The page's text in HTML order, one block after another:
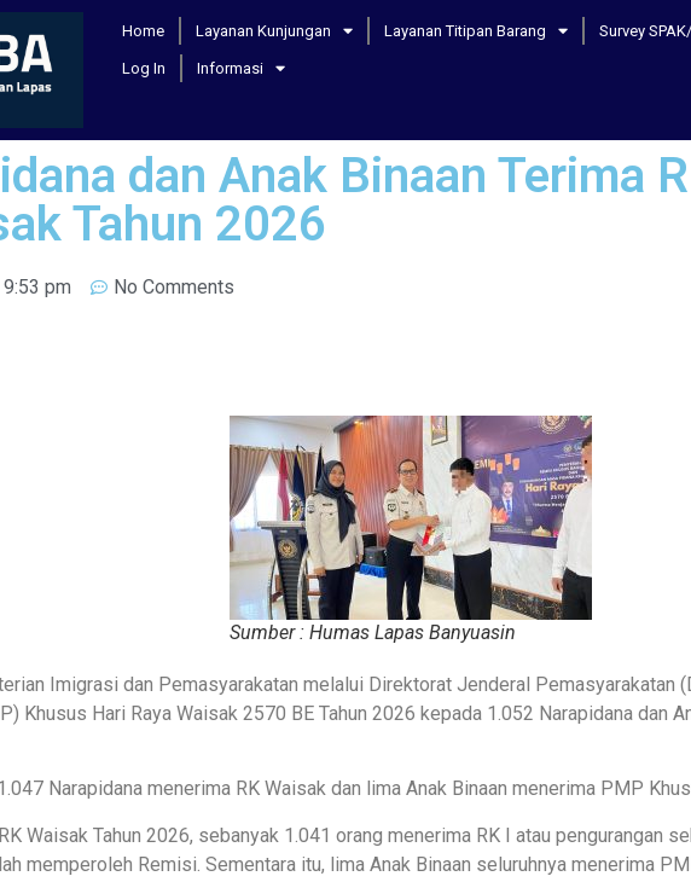
Home Layanan Kunjungan Layanan Titipan Barang Survey
Log In Informasi
dan Anak Binaan Terima
Tahun 2026
9:53 pm No Comments
Sumber : Humas Lapas Banyuasin
Imigrasi dan Pemasyarakatan melalui Direktorat Jenderal Pemasyarakatan
Khusus Hari Raya Waisak 2570 BE Tahun 2026 kepada 1.052 Narapidana dan
Narapidana menerima RK Waisak dan lima Anak Binaan menerima PMP
Waisak Tahun 2026, sebanyak 1.041 orang menerima RK I atau pengurangan
memperoleh Remisi. Sementara itu, lima Anak Binaan seluruhnya menerima